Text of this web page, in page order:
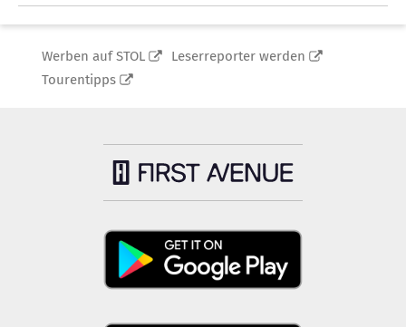
Werben auf STOL
Leserreporter werden
Tourentipps